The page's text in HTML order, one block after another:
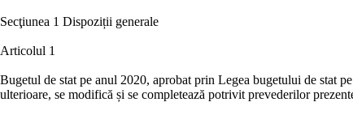
Secţiunea 1 Dispoziții generale
Articolul 1
Bugetul de stat pe anul 2020, aprobat prin Legea bugetului de stat
ulterioare, se modifică și se completează potrivit prevederilor